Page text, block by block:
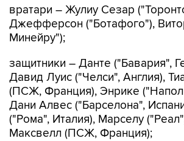
вратари – Жулиу Сезар
Джефферсон ("Ботафого"),
Минейру");
защитники – Данте ("Бавария",
Давид Луис ("Челси", Англия),
(ПСЖ, Франция), Энрике
Дани Алвес ("Барселона",
("Рома", Италия), Марселу
Максвелл (ПСЖ, Франция);